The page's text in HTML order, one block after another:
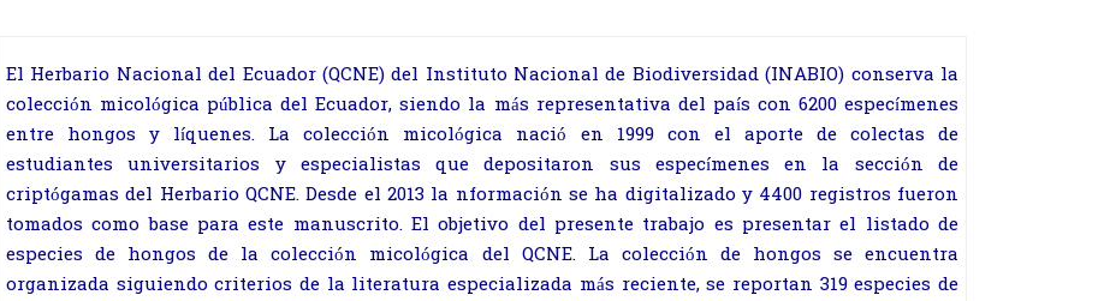
El Herbario Nacional del Ecuador (QCNE) del Instituto Nacional de Biodiversidad (INABIO) conserva la
colección micológica pública del Ecuador, siendo la más representativa del país con 6200 especímenes
entre hongos y líquenes. La colección micológica nació en 1999 con el aporte de colectas de
estudiantes universitarios y especialistas que depositaron sus especímenes en la sección de
criptógamas del Herbario QCNE. Desde el 2013 la nformación se ha digitalizado y 4400 registros fueron
tomados como base para este manuscrito. El objetivo del presente trabajo es presentar el listado de
especies de hongosde la colección micológica del QCNE. La colección de hongos se encuentra
organizada siguiendo criterios de la literatura especializada más reciente, se reportan 319 especiesde